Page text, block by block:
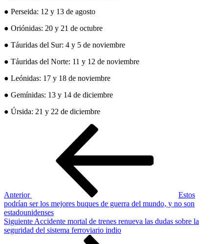
● Perseida: 12 y 13 de agosto
● Oriónidas: 20 y 21 de octubre
● Táuridas del Sur: 4 y 5 de noviembre
● Táuridas del Norte: 11 y 12 de noviembre
● Leónidas: 17 y 18 de noviembre
● Gemínidas: 13 y 14 de diciembre
● Úrsida: 21 y 22 de diciembre
Anterior
Estos
podrían ser los mejores buques de guerra del mundo, y no son
estadounidenses
Siguiente
entrada
Siguiente Accidente mortal de trenes renueva las dudas sobre la
seguridad del sistema ferroviario indio